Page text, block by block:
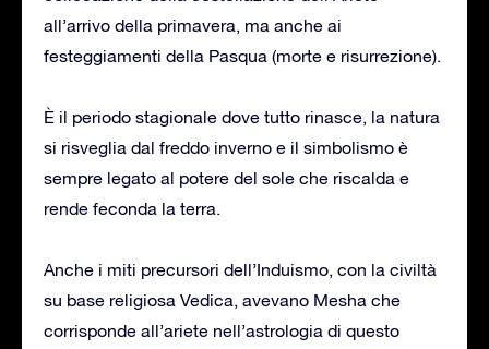
all’arrivo della primavera, ma anche ai
festeggiamenti della Pasqua (morte e risurrezione).
È il periodo stagionale dove tutto rinasce, la natura
si risveglia dal freddo inverno e il simbolismo è
sempre legato al potere del sole che riscalda e
rende feconda la terra.
Anche i miti precursori dell’Induismo, con la civiltà
su base religiosa Vedica, avevano Mesha che
corrisponde all’ariete nell’astrologia di questo